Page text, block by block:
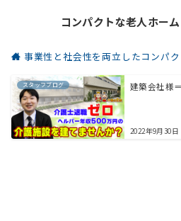
コンパクトな老人ホーム
事業性と社会性を両立したコンパクト
スタッフブログ 建築会社様
2022年9月30日